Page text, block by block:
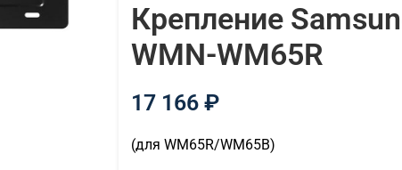
Крепление
WMN-WM65R
17 166 ₽
(для WM65R/WM65B)